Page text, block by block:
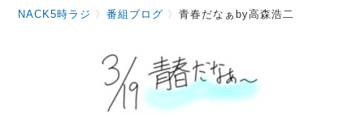
NACK5時ラジ 〉番組ブログ 〉青春だなぁby高森浩二